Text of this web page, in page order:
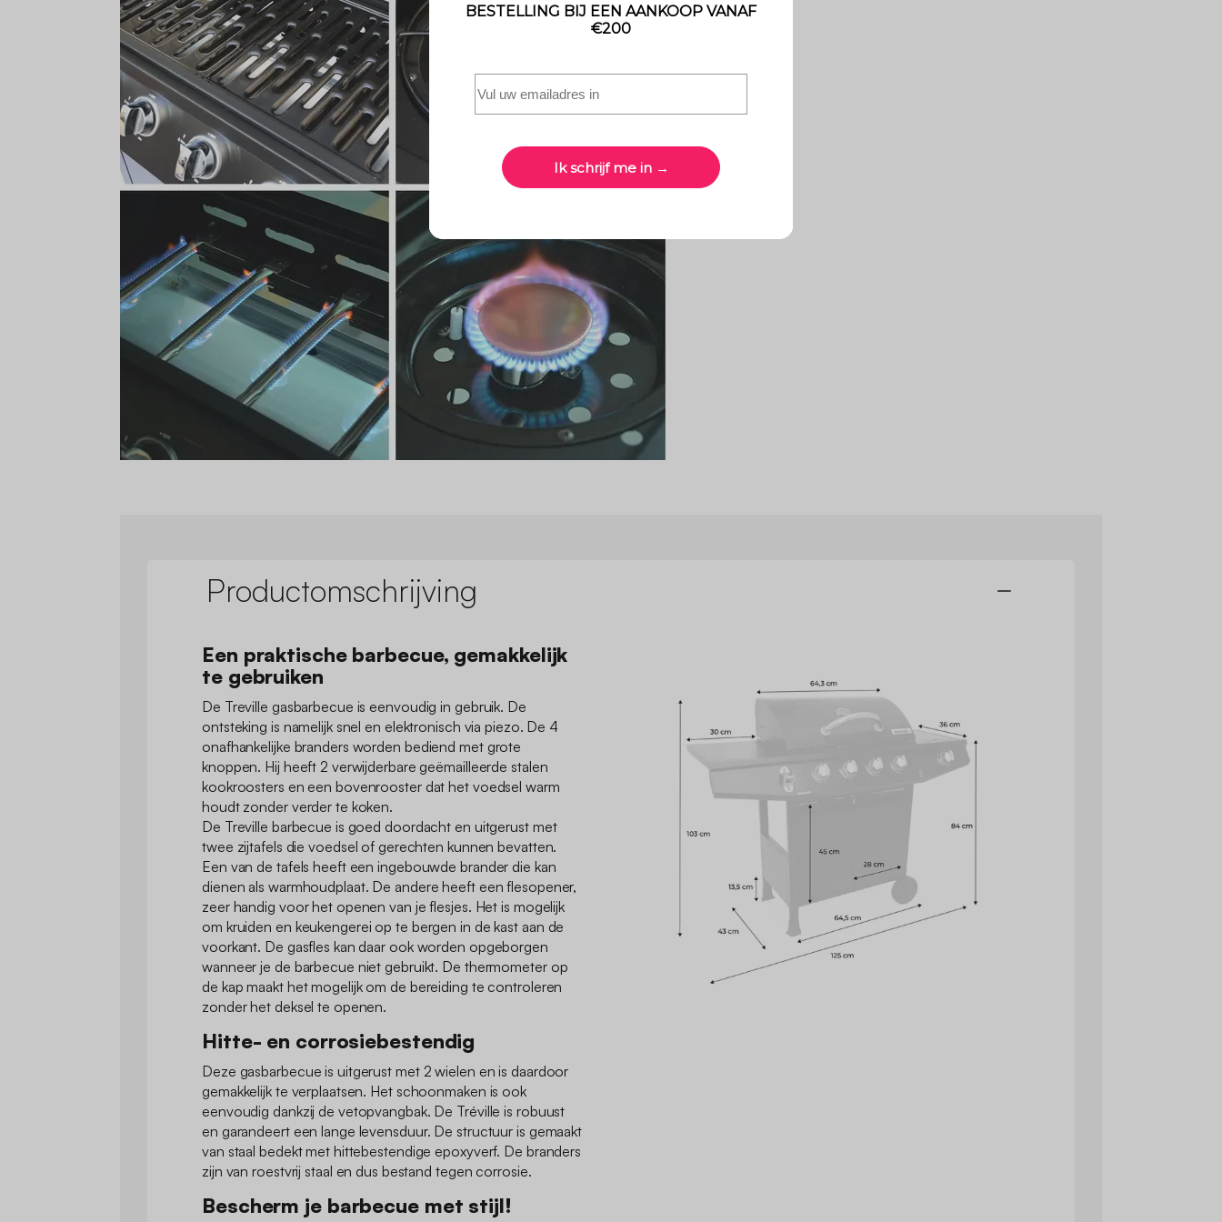
Productomschrijving
Een praktische barbecue, gemakkelijk
te gebruiken
De Treville gasbarbecue is eenvoudig in gebruik. De
ontsteking is namelijk snel en elektronisch via piezo. De 4
onafhankelijke branders worden bediend met grote
knoppen. Hij heeft 2 verwijderbare geëmailleerde stalen
kookroosters en een bovenrooster dat het voedsel warm
houdt zonder verder te koken.
De Treville barbecue is goed doordacht en uitgerust met
twee zijtafels die voedsel of gerechten kunnen bevatten.
Een van de tafels heeft een ingebouwde brander die kan
dienen als warmhoudplaat. De andere heeft een flesopener,
zeer handig voor het openen van je flesjes. Het is mogelijk
om kruiden en keukengerei op te bergen in de kast aan de
voorkant. De gasfles kan daar ook worden opgeborgen
wanneer je de barbecue niet gebruikt. De thermometer op
de kap maakt het mogelijk om de bereiding te controleren
zonder het deksel te openen.
Hitte- en corrosiebestendig
Deze gasbarbecue is uitgerust met 2 wielen en is daardoor
gemakkelijk te verplaatsen. Het schoonmaken is ook
eenvoudig dankzij de vetopvangbak. De Tréville is robuust
en garandeert een lange levensduur. De structuur is gemaakt
van staal bedekt met hittebestendige epoxyverf. De branders
zijn van roestvrij staal en dus bestand tegen corrosie.
Bescherm je barbecue met stijl!